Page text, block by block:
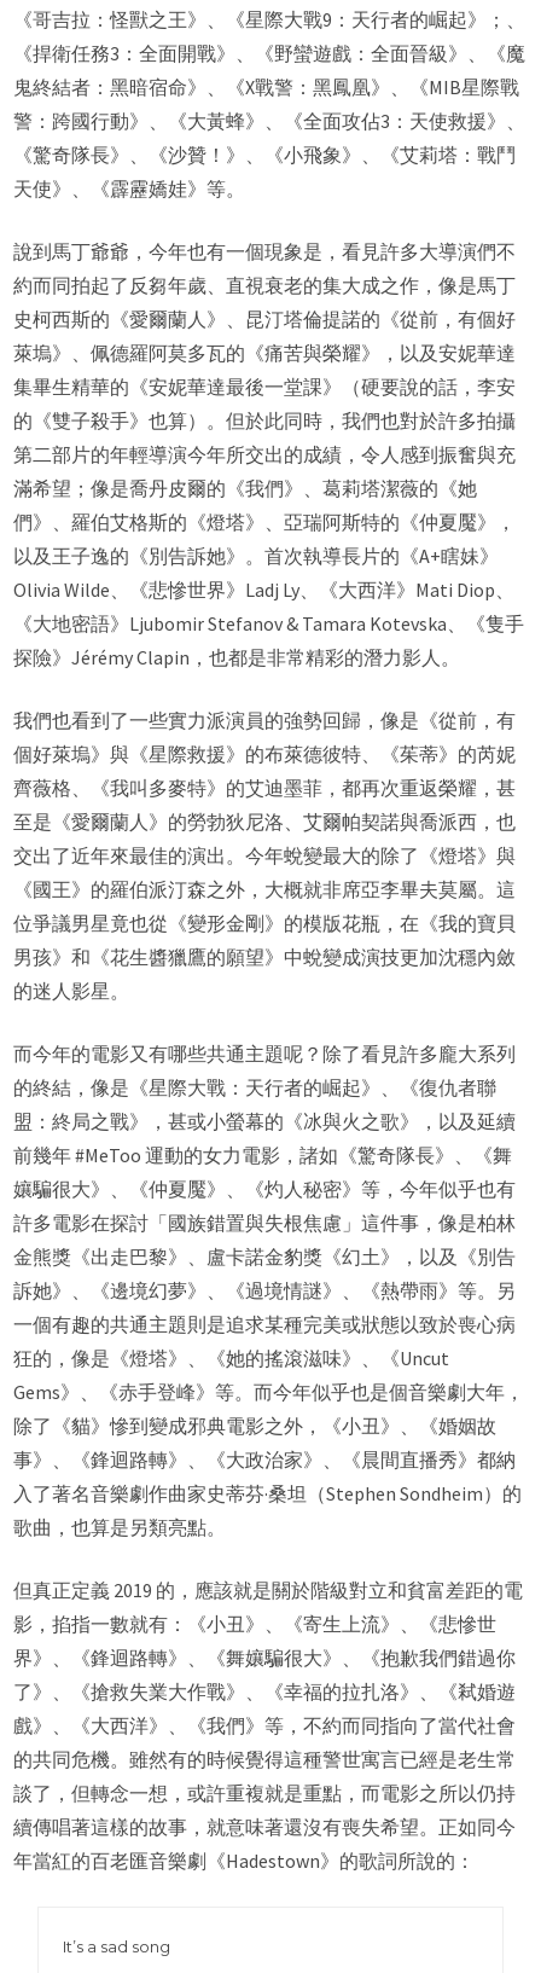
《哥吉拉：怪獸之王》、《星際大戰9：天行者的崛起》；、
《捍衛任務3：全面開戰》、《野蠻遊戲：全面晉級》、《魔
鬼終結者：黑暗宿命》、《X戰警：黑鳳凰》、《MIB星際戰
警：跨國行動》、《大黃蜂》、《全面攻佔3：天使救援》、
《驚奇隊長》、《沙贊！》、《小飛象》、《艾莉塔：戰鬥
天使》、《霹靂嬌娃》等。
說到馬丁爺爺，今年也有一個現象是，看見許多大導演們不
約而同拍起了反芻年歲、直視衰老的集大成之作，像是馬丁
史柯西斯的《愛爾蘭人》、昆汀塔倫提諾的《從前，有個好
萊塢》、佩德羅阿莫多瓦的《痛苦與榮耀》，以及安妮華達
集畢生精華的《安妮華達最後一堂課》（硬要說的話，李安
的《雙子殺手》也算）。但於此同時，我們也對於許多拍攝
第二部片的年輕導演今年所交出的成績，令人感到振奮與充
滿希望；像是喬丹皮爾的《我們》、葛莉塔潔薇的《她
們》、羅伯艾格斯的《燈塔》、亞瑞阿斯特的《仲夏魘》，
以及王子逸的《別告訴她》。首次執導長片的《A+瞎妹》
Olivia Wilde、《悲慘世界》Ladj Ly、《大西洋》Mati Diop、
《大地密語》Ljubomir Stefanov & Tamara Kotevska、《隻手
探險》Jérémy Clapin，也都是非常精彩的潛力影人。
我們也看到了一些實力派演員的強勢回歸，像是《從前，有
個好萊塢》與《星際救援》的布萊德彼特、《茱蒂》的芮妮
齊薇格、《我叫多麥特》的艾迪墨菲，都再次重返榮耀，甚
至是《愛爾蘭人》的勞勃狄尼洛、艾爾帕契諾與喬派西，也
交出了近年來最佳的演出。今年蛻變最大的除了《燈塔》與
《國王》的羅伯派汀森之外，大概就非席亞李畢夫莫屬。這
位爭議男星竟也從《變形金剛》的模版花瓶，在《我的寶貝
男孩》和《花生醬獵鷹的願望》中蛻變成演技更加沈穩內斂
的迷人影星。
而今年的電影又有哪些共通主題呢？除了看見許多龐大系列
的終結，像是《星際大戰：天行者的崛起》、《復仇者聯
盟：終局之戰》，甚或小螢幕的《冰與火之歌》，以及延續
前幾年 #MeToo 運動的女力電影，諸如《驚奇隊長》、《舞
孃騙很大》、《仲夏魘》、《灼人秘密》等，今年似乎也有
許多電影在探討「國族錯置與失根焦慮」這件事，像是柏林
金熊獎《出走巴黎》、盧卡諾金豹獎《幻土》，以及《別告
訴她》、《邊境幻夢》、《過境情謎》、《熱帶雨》等。另
一個有趣的共通主題則是追求某種完美或狀態以致於喪心病
狂的，像是《燈塔》、《她的搖滾滋味》、《Uncut
Gems》、《赤手登峰》等。而今年似乎也是個音樂劇大年，
除了《貓》慘到變成邪典電影之外，《小丑》、《婚姻故
事》、《鋒迴路轉》、《大政治家》、《晨間直播秀》都納
入了著名音樂劇作曲家史蒂芬·桑坦（Stephen Sondheim）的
歌曲，也算是另類亮點。
但真正定義 2019 的，應該就是關於階級對立和貧富差距的電
影，掐指一數就有：《小丑》、《寄生上流》、《悲慘世
界》、《鋒迴路轉》、《舞孃騙很大》、《抱歉我們錯過你
了》、《搶救失業大作戰》、《幸福的拉扎洛》、《弒婚遊
戲》、《大西洋》、《我們》等，不約而同指向了當代社會
的共同危機。雖然有的時候覺得這種警世寓言已經是老生常
談了，但轉念一想，或許重複就是重點，而電影之所以仍持
續傳唱著這樣的故事，就意味著還沒有喪失希望。正如同今
年當紅的百老匯音樂劇《Hadestown》的歌詞所說的：
It’s a sad song